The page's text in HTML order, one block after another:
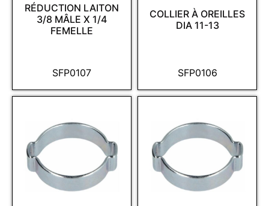
SFP0107
RÉDUCTION LAITON
3/8 MÂLE X 1/4
FEMELLE
SFP0106
COLLIER À OREILLES
DIA 11-13